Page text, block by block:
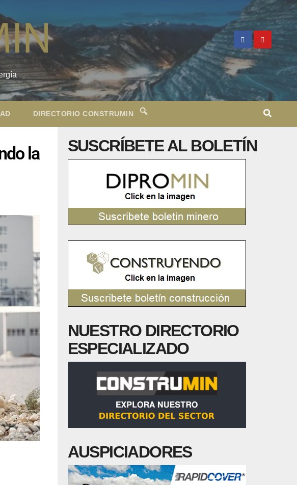
DIRECTORIO CONSTRUMIN
la
SUSCRÍBETE AL BOLETÍN
NUESTRO DIRECTORIO
ESPECIALIZADO
AUSPICIADORES